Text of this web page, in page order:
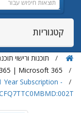
קטגוריות
תוכנות ורישוי
| Microsoft 365
Subscription -